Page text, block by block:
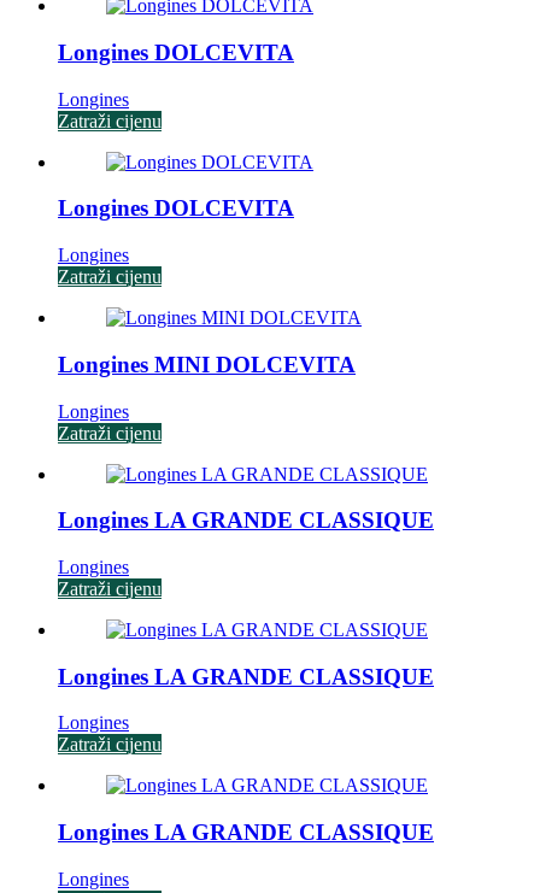
Longines DOLCEVITA
Longines
Zatraži cijenu
Longines DOLCEVITA
Longines
Zatraži cijenu
Longines MINI DOLCEVITA
Longines
Zatraži cijenu
Longines LA GRANDE CLASSIQUE
Longines
Zatraži cijenu
Longines LA GRANDE CLASSIQUE
Longines
Zatraži cijenu
Longines LA GRANDE CLASSIQUE
Longines